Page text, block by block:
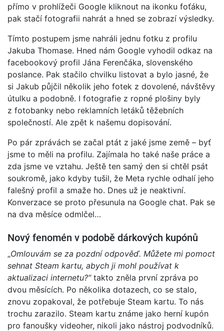
přímo v prohlížeči Google kliknout na ikonku foťáku,
pak stačí fotografii nahrát a hned se zobrazí výsledky.
Tímto postupem jsme nahráli jednu fotku z profilu
Jakuba Thomase. Hned nám Google vyhodil odkaz na
facebookový profil Jána Ferenčáka, slovenského
poslance. Pak stačilo chvilku listovat a bylo jasné, že
si Jakub půjčil několik jeho fotek z dovolené, návštěvy
útulku a podobně. I fotografie z ropné plošiny byly
z fotobanky nebo reklamních letáků těžebních
společností. Ale zpět k našemu dopisování.
Po pár zprávách se začal ptát z jaké jsme země – byť
jsme to měli na profilu. Zajímala ho také naše práce a
zda jsme ve vztahu. Ještě ten samý den si chtěl psát
soukromě, jako kdyby tušil, že Meta rychle odhalí jeho
falešný profil a smaže ho. Dnes už je neaktivní.
Konverzace se proto přesunula na Google chat. Pak se
na dva měsíce odmlčel…
Nový fenomén v podobě dárkových kupónů
„Omlouvám se za pozdní odpověď. Můžete mi pomoct
sehnat Steam kartu, abych ji mohl používat k
aktualizaci internetu?“takto zněla první zpráva po
dvou měsících. Po několika dotazech, co se stalo,
znovu zopakoval, že potřebuje Steam kartu. To nás
trochu zarazilo. Steam kartu známe jako herní kupón
pro fanoušky videoher, nikoli jako nástroj podvodníků.